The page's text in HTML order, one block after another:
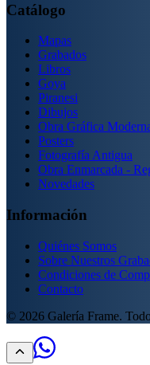
Catálogo
Mapas
Grabados
Libros
Goya
Piranesi
Dibujos
Obra Gráfica
Posters
Fotografía Antigua
Obra Enmarcada -
Novedades
Información
Quiénes Somos
Sobre Nuestros
Condiciones de
Contacto
© 2026 Galería Frame.